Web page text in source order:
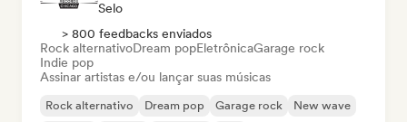
Selo
> 800 feedbacks enviados
Rock alternativoDream popEletrônicaGarage rock
Indie pop
Assinar artistas e/ou lançar suas músicas
Rock alternativo Dream pop Garage rock
New wave